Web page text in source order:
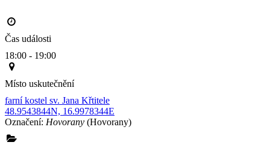
Čas události
18:00 - 19:00
Místo uskutečnění
farní kostel sv. Jana Křtitele
48.9543844N, 16.9978344E
Označení: Hovorany (Hovorany)